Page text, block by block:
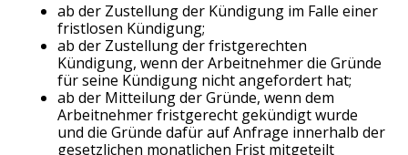
ab der Zustellung der Kündigung im Falle einer
fristlosen Kündigung;
ab der Zustellung der fristgerechten
Kündigung, wenn der Arbeitnehmer die Gründe
für seine Kündigung nicht angefordert hat;
ab der Mitteilung der Gründe, wenn dem
Arbeitnehmer fristgerecht gekündigt wurde
und die Gründe dafür auf Anfrage innerhalb der
gesetzlichen monatlichen Frist mitgeteilt